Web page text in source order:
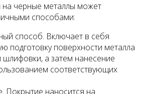
на черные металлы может
способами:
способ. Включает в себя
подготовку поверхности металла
шлифовки, а затем нанесение
соответствующих
Покрытие наносится на